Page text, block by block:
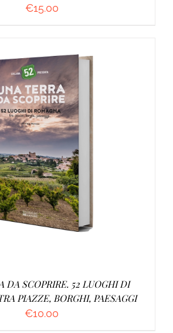
€15.00
AL CARRELLO /
DA SCOPRIRE. 52 LUOGHI DI
PIAZZE, BORGHI, PAESAGGI
€10.00